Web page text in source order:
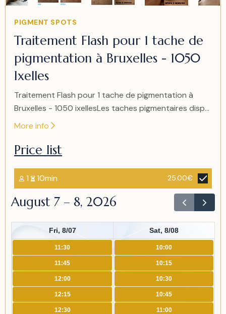
4
PIGMENT SPOTS
Traitement Flash pour 1 tache de
pigmentation à Bruxelles - 1050
Ixelles
Traitement Flash pour 1 tache de pigmentation à
Bruxelles - 1050 ixellesLes taches pigmentaires disp...
More info
Price list
1 10min 25.00€
August 7 – 8, 2026
Fri, 8/07 Sat, 8/08
11:30
11:45
12:00
12:15
12:30
10:00
10:15
10:30
10:45
11:00